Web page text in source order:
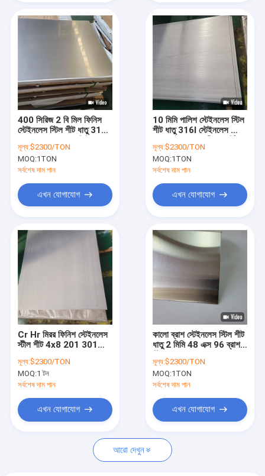
কারখানা পরিদর্শন
316L স্টেইনলেস স্টিল পাইপ
304 স্টেইনলেস স্টিল পাইপ
400 সিরিজ 2 বি মিল ফিনিস
স্টেইনলেস স্টিল শীট ধাতু 316
1220 মিমি 1500 মিমি
মূল্য:$2300/TON
MOQ:1TON
সর্বশেষ দাম পান
এখন যোগাযোগ
10 মিমি পালিশ স্টেইনলেস স্টিল
শীট ধাতু 316l স্টেইনলেস প্লেট
মূল্য:$2300/TON
MOQ:1TON
সর্বশেষ দাম পান
এখন যোগাযোগ
Cr Hr মিরর ফিনিশ স্টেইনলেস
স্টীল শীট 4x8 201 301
316L
মূল্য:$2300/TON
MOQ:1 টন
সর্বশেষ দাম পান
এখন যোগাযোগ
কালো ব্রাশ স্টেইনলেস স্টিল শীট
ধাতু 2 মিমি 48 এক্স 96 ব্রাশ
409 430f
মূল্য:$2300/TON
MOQ:1TON
সর্বশেষ দাম পান
এখন যোগাযোগ
আরো দেখুন